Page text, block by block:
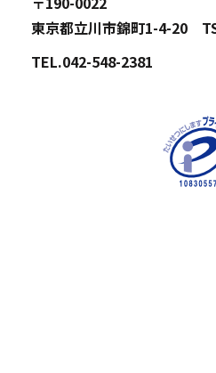
東京都立川市錦町1-4-20
TEL.042-548-2381